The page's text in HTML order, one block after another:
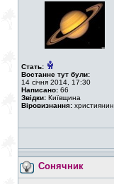
Стать:
Востаннє тут були:
14 січня 2014, 17:30
Написано: 66
Звідки: Київщина
Віровизнання: християнин
Сонячник